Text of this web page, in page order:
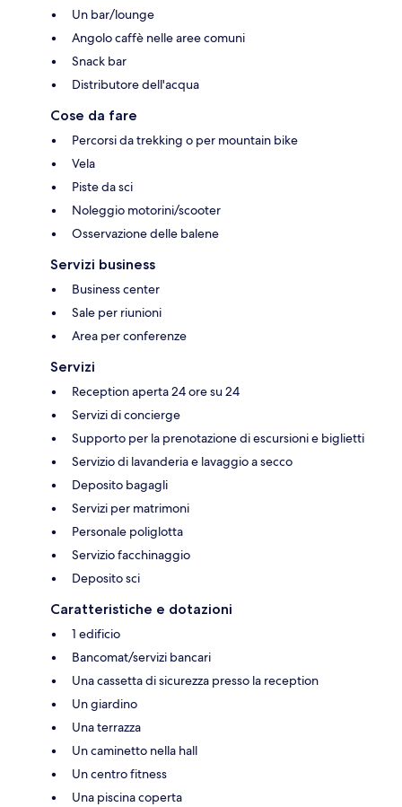
Un bar/lounge
Angolo caffè nelle aree comuni
Snack bar
Distributore dell'acqua
Cose da fare
Percorsi da trekking o per mountain bike
Vela
Piste da sci
Noleggio motorini/scooter
Osservazione delle balene
Servizi business
Business center
Sale per riunioni
Area per conferenze
Servizi
Reception aperta 24 ore su 24
Servizi di concierge
Supporto per la prenotazione di escursioni e biglietti
Servizio di lavanderia e lavaggio a secco
Deposito bagagli
Servizi per matrimoni
Personale poliglotta
Servizio facchinaggio
Deposito sci
Caratteristiche e dotazioni
1 edificio
Bancomat/servizi bancari
Una cassetta di sicurezza presso la reception
Un giardino
Una terrazza
Un caminetto nella hall
Un centro fitness
Una piscina coperta